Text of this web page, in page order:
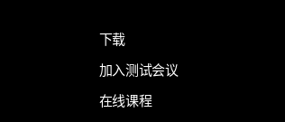
下载
加入测试会议
在线课程